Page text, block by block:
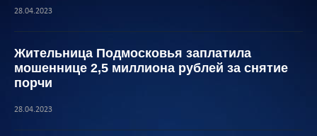
28.04.2023
Жительница Подмосковья заплатила
мошеннице 2,5 миллиона рублей за снятие
порчи
28.04.2023